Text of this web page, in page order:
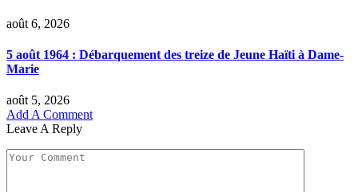
août 6, 2026
5 août 1964 : Débarquement des treize de Jeune Haïti à Dame-
Marie
août 5, 2026
Add A Comment
Leave A Reply